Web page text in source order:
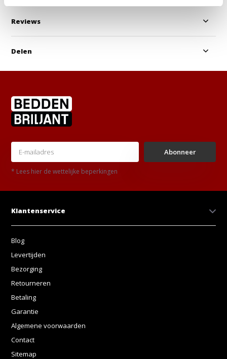
Reviews
Delen
Abonneer
* Lees hier de wettelijke beperkingen
Klantenservice
Blog
Levertijden
Bezorging
Retourneren
Betaling
Garantie
Algemene voorwaarden
Contact
Sitemap